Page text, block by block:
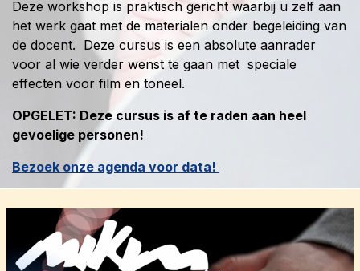
Deze workshop is praktisch gericht waarbij u zelf aan
het werk gaat met de materialen onder begeleiding van
de docent. Deze cursus is een absolute aanrader
voor al wie verder wenst te gaan met speciale
effecten voor film en toneel.
OPGELET: Deze cursus is af te raden aan heel
gevoelige personen!
Bezoek onze agenda voor data!